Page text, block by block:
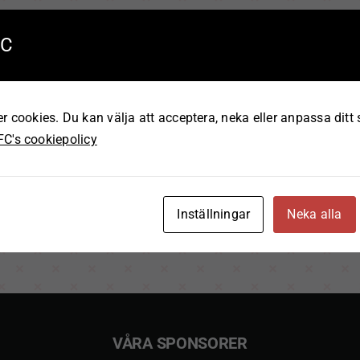
MEDLEMMAR &
dagordningar och andra viktiga dokument som
VÅRA SPONSORER
cookies. Du kan välja att acceptera, neka eller anpassa ditt
cookiepolicy
Inställningar Neka alla